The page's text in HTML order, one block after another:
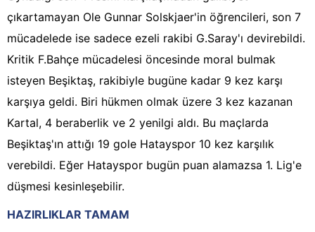
çıkartamayan Ole Gunnar Solskjaer'in öğrencileri, son 7
mücadelede ise sadece ezeli rakibi G.Saray'ı devirebildi.
Kritik F.Bahçe mücadelesi öncesinde moral bulmak
isteyen Beşiktaş, rakibiyle bugüne kadar 9 kez karşı
karşıya geldi. Biri hükmen olmak üzere 3 kez kazanan
Kartal, 4 beraberlik ve 2 yenilgi aldı. Bu maçlarda
Beşiktaş'ın attığı 19 gole Hatayspor 10 kez karşılık
verebildi. Eğer Hatayspor bugün puan alamazsa 1. Lig'e
düşmesi kesinleşebilir.
HAZIRLIKLAR TAMAM